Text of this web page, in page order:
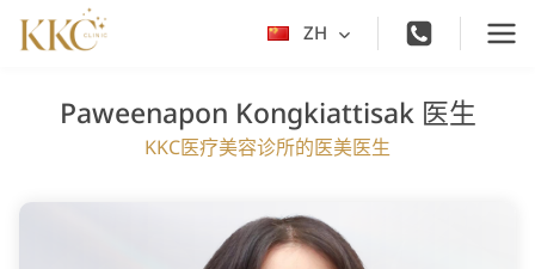
ZH 切
菜
单
Paweenapon Kongkiattisak 医生
KKC医疗美容诊所的医美医生